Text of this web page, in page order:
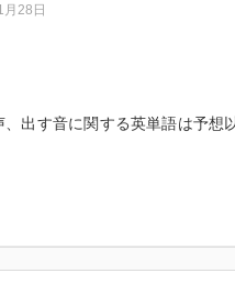
28日
、出す音に関する英単語は予